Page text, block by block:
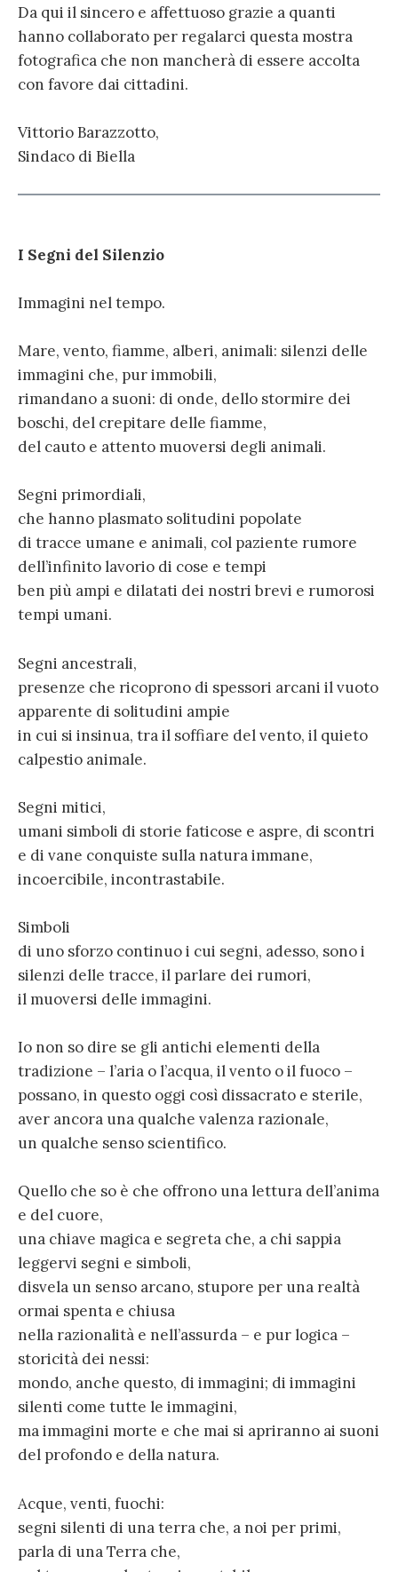
Da qui il sincero e affettuoso grazie a quanti
hanno collaborato per regalarci questa mostra
fotografica che non mancherà di essere accolta
con favore dai cittadini.
Vittorio Barazzotto,
Sindaco di Biella
I Segni del Silenzio
Immagini nel tempo.
Mare, vento, fiamme, alberi, animali: silenzi delle
immagini che, pur immobili,
rimandano a suoni: di onde, dello stormire dei
boschi, del crepitare delle fiamme,
del cauto e attento muoversi degli animali.
Segni primordiali,
che hanno plasmato solitudini popolate
di tracce umane e animali, col paziente rumore
dell’infinito lavorio di cose e tempi
ben più ampi e dilatati dei nostri brevi e rumorosi
tempi umani.
Segni ancestrali,
presenze che ricoprono di spessori arcani il vuoto
apparente di solitudini ampie
in cui si insinua, tra il soffiare del vento, il quieto
calpestio animale.
Segni mitici,
umani simboli di storie faticose e aspre, di scontri
e di vane conquiste sulla natura immane,
incoercibile, incontrastabile.
Simboli
di uno sforzo continuo i cui segni, adesso, sono i
silenzi delle tracce, il parlare dei rumori,
il muoversi delle immagini.
Io non so dire se gli antichi elementi della
tradizione – l’aria o l’acqua, il vento o il fuoco –
possano, in questo oggi così dissacrato e sterile,
aver ancora una qualche valenza razionale,
un qualche senso scientifico.
Quello che so è che offrono una lettura dell’anima
e del cuore,
una chiave magica e segreta che, a chi sappia
leggervi segni e simboli,
disvela un senso arcano, stupore per una realtà
ormai spenta e chiusa
nella razionalità e nell’assurda – e pur logica –
storicità dei nessi:
mondo, anche questo, di immagini; di immagini
silenti come tutte le immagini,
ma immagini morte e che mai si apriranno ai suoni
del profondo e della natura.
Acque, venti, fuochi:
segni silenti di una terra che, a noi per primi,
parla di una Terra che,